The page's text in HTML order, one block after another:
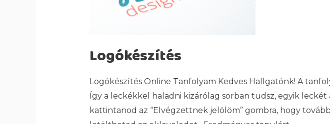
Logókészítés
Logókészítés Online Tanfolyam Kedves Hallgatónk! A
Így a leckékkel haladni kizárólag sorban tudsz, egyik leckét
kattintanod az “Elvégzettnek jelölöm” gombra, hogy